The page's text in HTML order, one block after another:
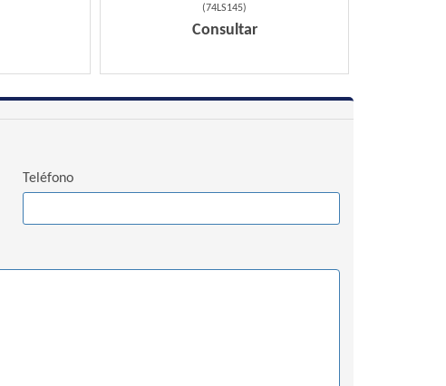
(74LS145)
Consultar
Teléfono